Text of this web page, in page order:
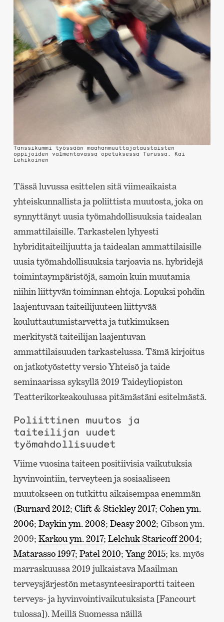
Tanssikummi työssään maahanmuuttajataustaisten
oppijoiden valmentavassa opetuksessa Turussa. Kai
Lehikoinen
Tässä luvussa esittelen sitä viimeaikaista
yhteiskunnallista ja poliittista muutosta, joka on
synnyttänyt uusia työmahdollisuuksia taidealan
ammattilaisille. Tarkastelen lyhyesti
hybriditaiteilijuutta ja taidealan ammattilaisille
uusia työmahdollisuuksia tarjoavia ns. hybridejä
toimintaympäristöjä, samoin kuin muutamia
niihin liittyvän toiminnan ehtoja. Lopuksi pohdin
laajentuvaan taiteilijuuteen liittyvää
kouluttautumistarvetta ja tutkimuksen
merkitystä taiteilijan laajentuvan
ammattilaisuuden tarkastelussa. Tämä kirjoitus
on jatkotyöstetty versio Yhteisö ja taide
seminaarissa syksyllä 2019 Taideyliopiston
Teatterikorkeakoulussa pitämästäni esitelmästä.
Poliittinen muutos ja
taiteilijan uudet
työmahdollisuudet
Viime vuosina taiteen positiivisia vaikutuksia
hyvinvointiin, terveyteen ja sosiaaliseen
muutokseen on tutkittu aikaisempaa enemmän
(Burnard 2012; Clift & Stickley 2017; Cohen ym.
2006; Daykin ym. 2008; Deasy 2002; Gibson ym.
2009; Karkou ym. 2017; Lelchuk Staricoff 2004;
Matarasso 1997; Patel 2010; Yang 2015; ks. myös
marraskuussa 2019 julkaistava Maailman
terveysjärjestön metasynteesiraportti taiteen
terveys- ja hyvinvointivaikutuksista [Fancourt
tulossa]). Meillä Suomessa näillä